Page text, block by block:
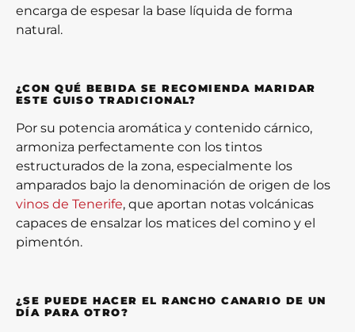
encarga de espesar la base líquida de forma
natural.
¿CON QUÉ BEBIDA SE RECOMIENDA MARIDAR
ESTE GUISO TRADICIONAL?
Por su potencia aromática y contenido cárnico,
armoniza perfectamente con los tintos
estructurados de la zona, especialmente los
amparados bajo la denominación de origen de los
vinos de Tenerife, que aportan notas volcánicas
capaces de ensalzar los matices del comino y el
pimentón.
¿SE PUEDE HACER EL RANCHO CANARIO DE UN
DÍA PARA OTRO?